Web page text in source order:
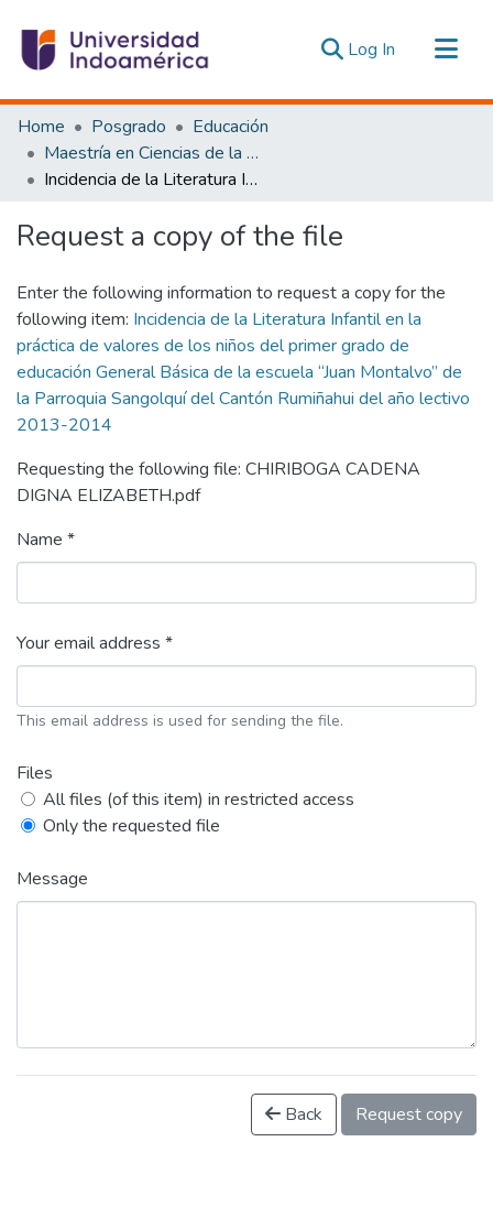
Log In (current)
Communities & Collections
All of DSpace
Statistics
Home Posgrado
Educación
Maestría en Ciencias de la Educación, Mención Educación Parvularia
Incidencia de la Literatura Infantil en la práctica de valores de los niños del primer grado de educación General Básica de la escuela “Juan Montalvo” de la Parroquia Sangolquí del Cantón Rumiñahui del año lectivo 2013-2014
Request a copy of the file
Enter the following information to request a copy for the
following item: Incidencia de la Literatura Infantil en la
práctica de valores de los niños del primer grado de
educación General Básica de la escuela “Juan Montalvo” de
la Parroquia Sangolquí del Cantón Rumiñahui del año lectivo
2013-2014
Requesting the following file: CHIRIBOGA CADENA
DIGNA ELIZABETH.pdf
Name *
Your email address *
This email address is used for sending the file.
Files
All files (of this item) in restricted access
Only the requested file
Message
Back Request copy